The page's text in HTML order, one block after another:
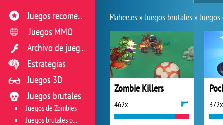
Mahee.es »Juegos brutales»
Zombie Killers
462x 372x
Juegos recomendados
Juegos MMO
Archivo de juegos flash
Estrategias
Juegos 3D
Juegos brutales
Juegos de Zombies
Juegos brutales para sobrevivir